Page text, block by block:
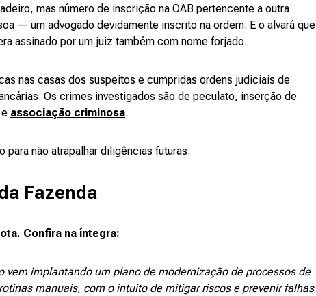
mas número de inscrição na OAB pertencente a outra
— um advogado devidamente inscrito na ordem. E o alvará que
assinado por um juiz também com nome forjado.
nas casas dos suspeitos e cumpridas ordens judiciais de
Os crimes investigados são de peculato, inserção de
associação criminosa.
não atrapalhar diligências futuras.
Fazenda
Confira na íntegra:
vem implantando um plano de modernização de processos de
manuais, com o intuito de mitigar riscos e prevenir falhas